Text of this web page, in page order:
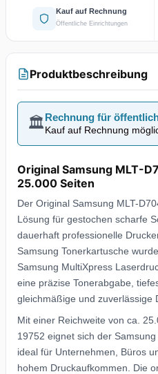
Kauf auf Rechnung
Öffentliche Einrichtungen
Produktbeschreibung
🏛️Rechnung für
Kauf auf Rechnung
Original Samsung MLT-
25.000 Seiten
Der Original Samsung MLT-
Lösung für gestochen scharfe
dauerhaft professionelle
Samsung Tonerkartusche
Samsung MultiXpress
eine präzise Tonerabgabe,
gleichmäßige und zuverlässige
Mit einer Reichweite von ca.
19752 eignet sich der
ideal für Unternehmen, Büros
hohem Druckaufkommen. Die